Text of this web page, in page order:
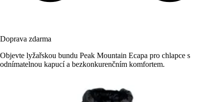
Doprava zdarma
Objevte lyžařskou bundu Peak Mountain Ecapa pro chlapce s
odnímatelnou kapucí a bezkonkurenčním komfortem.